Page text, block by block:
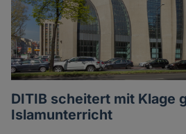
DITIB scheitert mit Klage
Islamunterricht